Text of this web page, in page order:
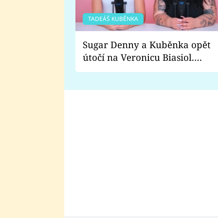
TADEÁŠ KUBĚNKA
Sugar Denny a Kuběnka opět
útočí na Veronicu Biasiol.
Proč je podle nich falešná a